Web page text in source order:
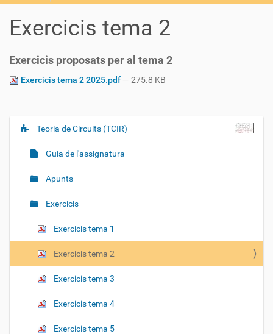
Exercicis tema 2
Exercicis proposats per al tema 2
Exercicis tema 2 2025.pdf— 275.8 KB
N
g
i
Teoria de Circuits (TCIR)
Guia de l'assignatura
Apunts
Exercicis
Exercicis tema 1
Exercicis tema 2
Exercicis tema 3
Exercicis tema 4
Exercicis tema 5